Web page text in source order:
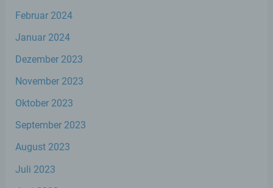
Februar 2024
Januar 2024
Dezember 2023
November 2023
Oktober 2023
September 2023
August 2023
Juli 2023
Verarbeitung personenbezogener Daten,
personenbezogenen Daten verwendet
werden, um bestimmte persönliche
Aspekte, die sich auf eine natürliche Person
beziehen, zu bewerten, insbesondere, um
Aspekte bezüglich Arbeitsleistung,
wirtschaftlicher Lage, Gesundheit,
Zuverlässigkeit, Verhalten, Aufenthaltsort
zu analysieren oder vorherzusagen.